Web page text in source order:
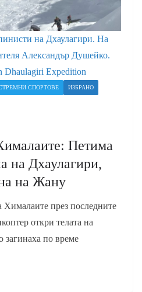
на Дхаулагири. На
Александър Душейко.
Dhaulagiri Expedition
СПОРТОВЕ ИЗБРАНО
Петима
на Дхаулагири,
на Жану
Хималаите през последните
откри телата на
загинаха по време